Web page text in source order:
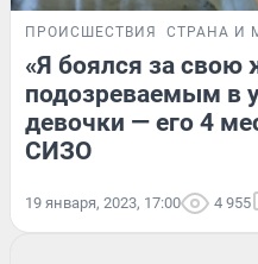
ПРОИСШЕСТВИЯ СТРАНА И
«Я боялся за свою
подозреваемым в
девочки — его 4
СИЗО
19 января, 2023, 17:00 4 955